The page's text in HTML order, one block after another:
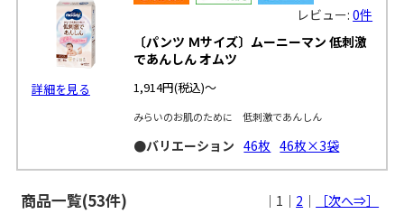
詳細を見る
レビュー:0件
〔パンツ Ｍサイズ〕ムーニーマン 低刺激
であんしん オムツ
1,914円(税込)～
みらいのお肌のために 低刺激であんしん
●バリエーション 46枚 46枚×3袋
商品一覧(53件) ｜1｜ 2 ｜ ［次へ⇒］